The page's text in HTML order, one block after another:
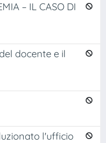
– IL CASO DI
docente e il
l'ufficio